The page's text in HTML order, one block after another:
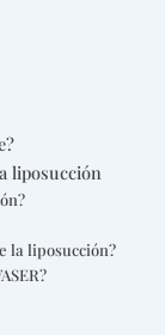
liposucción
la liposucción?